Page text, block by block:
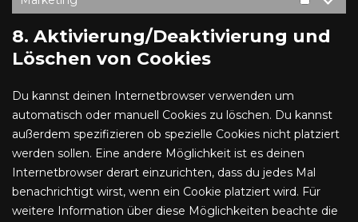
8. Aktivierung/Deaktivierung und
Löschen von Cookies
Du kannst deinen Internetbrowser verwenden um
automatisch oder manuell Cookies zu löschen. Du kannst
außerdem spezifizieren ob spezielle Cookies nicht platziert
werden sollen. Eine andere Möglichkeit ist es deinen
Internetbrowser derart einzurichten, dass du jedes Mal
benachrichtigt wirst, wenn ein Cookie platziert wird. Für
weitere Information über diese Möglichkeiten beachte die